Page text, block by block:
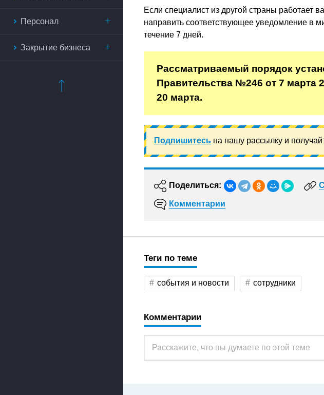
Персонал
Закрытие бизнеса
Если специалист из другой страны работает
направить соответствующее уведомление в
течение 7 дней.
Рассматриваемый порядок
Правительства №246 от 7 марта
20 марта.
Подпишитесь на нашу рассылку и
Поделиться:
Комментарии
Теги по теме
события и новости сотрудники
Комментарии